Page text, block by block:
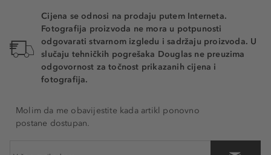
Cijena se odnosi na prodaju putem Interneta.
Fotografija proizvoda ne mora u potpunosti
odgovarati stvarnom izgledu i sadržaju proizvoda. U
slučaju tehničkih pogrešaka Douglas ne preuzima
odgovornost za točnost prikazanih cijena i
fotografija.
Molim da me obavijestite kada artikl ponovno
postane dostupan.